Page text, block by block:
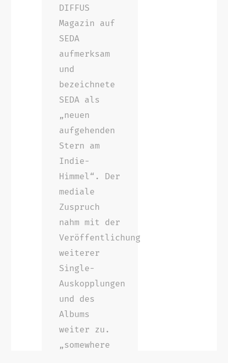
DIFFUS
Magazin auf
SEDA
aufmerksam
und
bezeichnete
SEDA als
„neuen
aufgehenden
Stern am
Indie-
Himmel“. Der
mediale
Zuspruch
nahm mit der
Veröffentlichung
weiterer
Single-
Auskopplungen
und des
Albums
weiter zu.
„somewhere